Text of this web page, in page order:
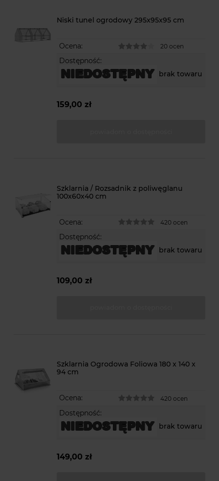
Niski tunel ogrodowy 295x95x95 cm
Ocena: 20 ocen
Dostępność:
brak towaru
159,00 zł
Szklarnia / Rozsadnik z poliwęglanu
100x60x40 cm
Ocena: 420 ocen
Dostępność:
brak towaru
109,00 zł
Szklarnia Ogrodowa Foliowa 180 x 140 x
94 cm
Ocena: 420 ocen
Dostępność:
brak towaru
149,00 zł